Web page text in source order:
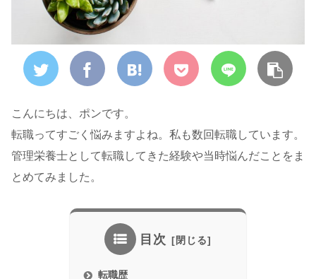
こんにちは、ポンです。
転職ってすごく悩みますよね。私も数回転職しています。
管理栄養士として転職してきた経験や当時悩んだことをま
とめてみました。
目次
転職歴